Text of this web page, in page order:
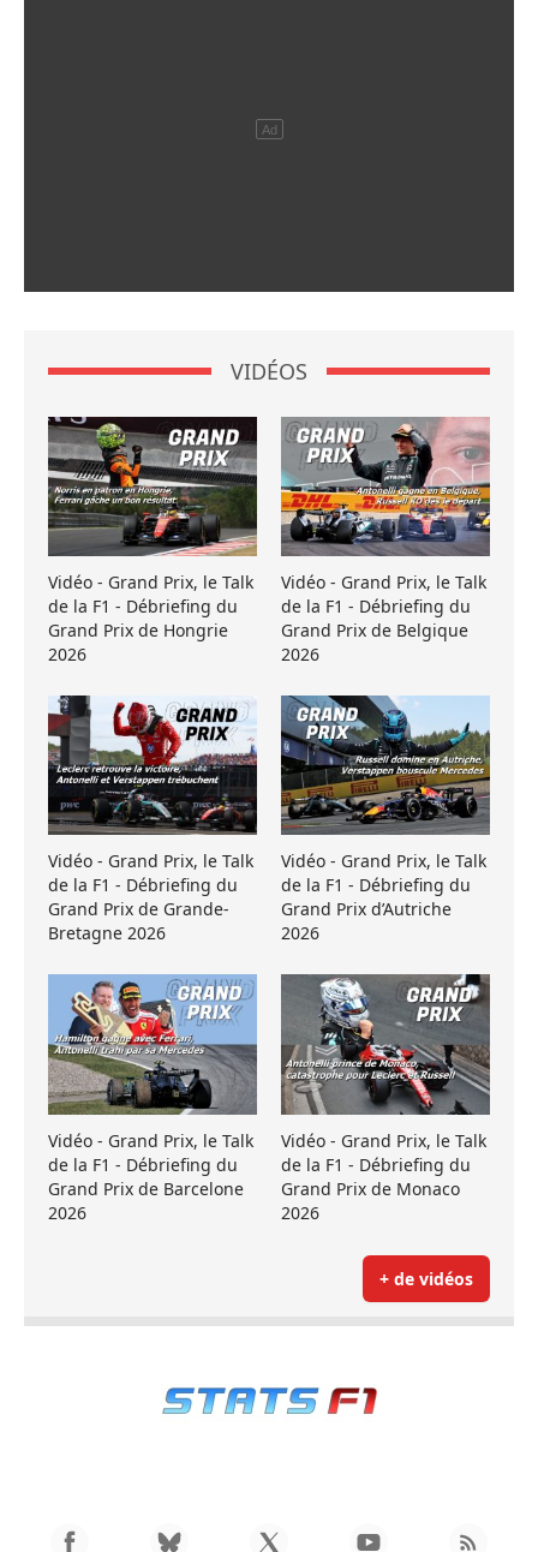
VIDÉOS
Vidéo - Grand Prix, le Talk
de la F1 - Débriefing du
Grand Prix de Hongrie
2026
Vidéo - Grand Prix, le Talk
de la F1 - Débriefing du
Grand Prix de Belgique
2026
Vidéo - Grand Prix, le Talk
de la F1 - Débriefing du
Grand Prix de Grande-
Bretagne 2026
Vidéo - Grand Prix, le Talk
de la F1 - Débriefing du
Grand Prix d’Autriche
2026
Vidéo - Grand Prix, le Talk
de la F1 - Débriefing du
Grand Prix de Barcelone
2026
Vidéo - Grand Prix, le Talk
de la F1 - Débriefing du
Grand Prix de Monaco
2026
+ de vidéos